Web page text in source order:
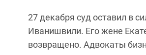
27 декабря суд оставил в
Иванишвили. Его жене
возвращено. Адвокаты